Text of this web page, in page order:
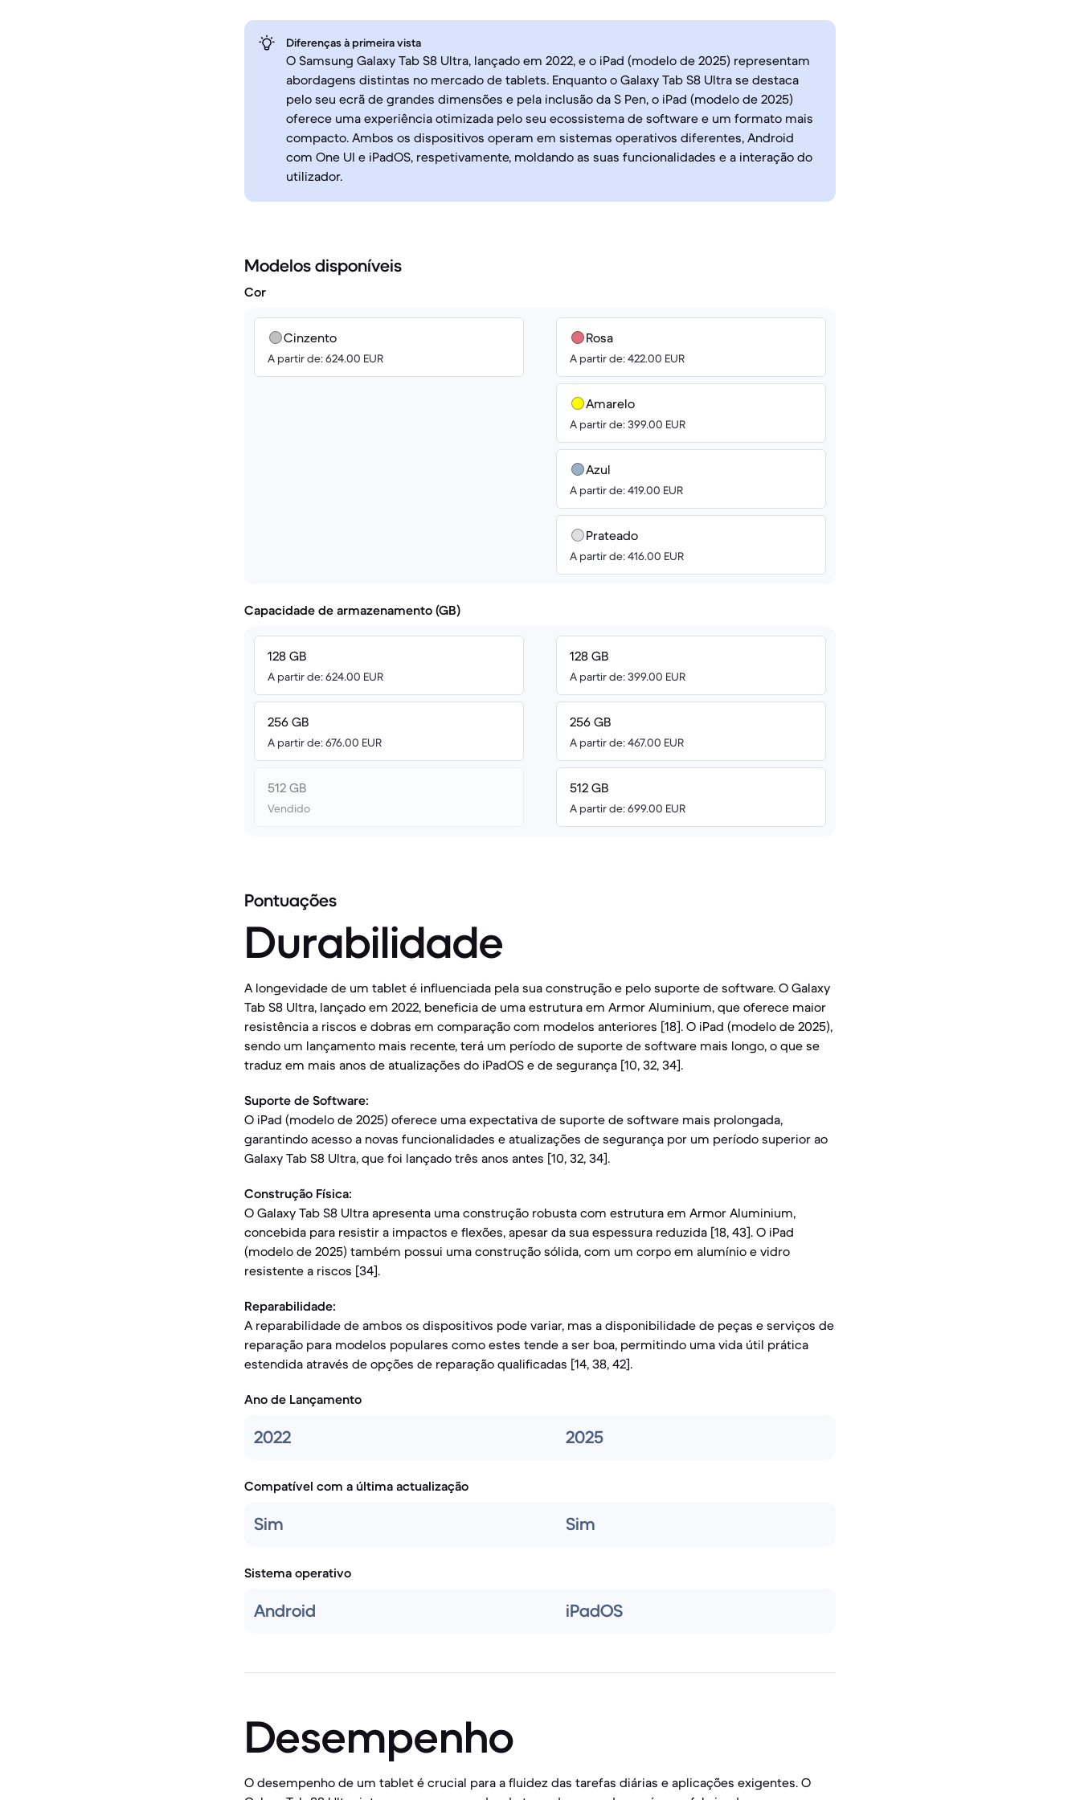
Diferenças à primeira vista
O Samsung Galaxy Tab S8 Ultra, lançado em 2022, e o iPad (modelo de 2025) representam
abordagens distintas no mercado de tablets. Enquanto o Galaxy Tab S8 Ultra se destaca
pelo seu ecrã de grandes dimensões e pela inclusão da S Pen, o iPad (modelo de 2025)
oferece uma experiência otimizada pelo seu ecossistema de software e um formato mais
compacto. Ambos os dispositivos operam em sistemas operativos diferentes, Android
com One UI e iPadOS, respetivamente, moldando as suas funcionalidades e a interação do
utilizador.
Modelos disponíveis
Cor
Cinzento
A partir de: 624.00 EUR
Rosa
A partir de: 422.00 EUR
Amarelo
A partir de: 399.00 EUR
Azul
A partir de: 419.00 EUR
Prateado
A partir de: 416.00 EUR
Capacidade de armazenamento (GB)
128 GB
A partir de: 624.00 EUR
256 GB
A partir de: 676.00 EUR
512 GB
Vendido
128 GB
A partir de: 399.00 EUR
256 GB
A partir de: 467.00 EUR
512 GB
A partir de: 699.00 EUR
Pontuações
Durabilidade
A longevidade de um tablet é influenciada pela sua construção e pelo suporte de software. O Galaxy
Tab S8 Ultra, lançado em 2022, beneficia de uma estrutura em Armor Aluminium, que oferece maior
resistência a riscos e dobras em comparação com modelos anteriores [18]. O iPad (modelo de 2025),
sendo um lançamento mais recente, terá um período de suporte de software mais longo, o que se
traduz em mais anos de atualizações do iPadOS e de segurança [10, 32, 34].
Suporte de Software:
O iPad (modelo de 2025) oferece uma expectativa de suporte de software mais prolongada,
garantindo acesso a novas funcionalidades e atualizações de segurança por um período superior ao
Galaxy Tab S8 Ultra, que foi lançado três anos antes [10, 32, 34].
Construção Física:
O Galaxy Tab S8 Ultra apresenta uma construção robusta com estrutura em Armor Aluminium,
concebida para resistir a impactos e flexões, apesar da sua espessura reduzida [18, 43]. O iPad
(modelo de 2025) também possui uma construção sólida, com um corpo em alumínio e vidro
resistente a riscos [34].
Reparabilidade:
A reparabilidade de ambos os dispositivos pode variar, mas a disponibilidade de peças e serviços de
reparação para modelos populares como estes tende a ser boa, permitindo uma vida útil prática
estendida através de opções de reparação qualificadas [14, 38, 42].
Ano de Lançamento
2022 2025
Compatível com a última actualização
Sim Sim
Sistema operativo
Android iPadOS
Desempenho
O desempenho de um tablet é crucial para a fluidez das tarefas diárias e aplicações exigentes. O